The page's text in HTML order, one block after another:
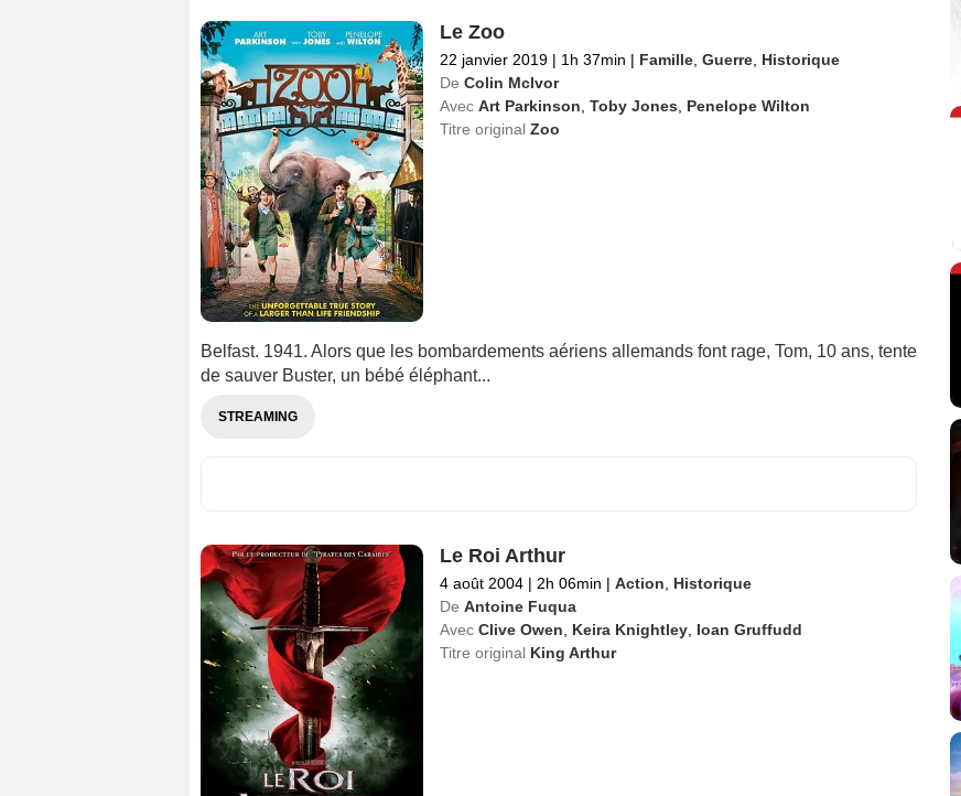
Le Zoo
22 janvier 2019 | 1h 37min | Famille, Guerre, Historique
De Colin McIvor
Avec Art Parkinson Toby Jones
Penelope Wilton
Titre original Zoo
Belfast. 1941. Alors que les bombardements aériens allemands font rage, Tom, 10 ans, tente
de sauver Buster, un bébé éléphant...
STREAMING
Le Roi Arthur
4 août 2004 | 2h 06min | Action
Historique
De Antoine Fuqua
Avec Clive Owen Keira Knightley, Ioan Gruffudd
Titre original King Arthur